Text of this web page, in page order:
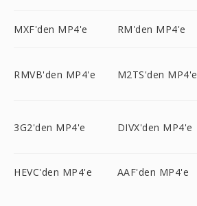
MXF'den MP4'e RM'den MP4'e
RMVB'den MP4'e M2TS'den MP4'e
3G2'den MP4'e DIVX'den MP4'e
HEVC'den MP4'e AAF'den MP4'e